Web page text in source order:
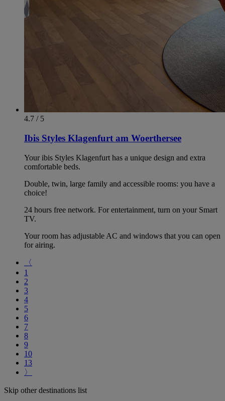
4.7 / 5
Ibis Styles Klagenfurt am Woerthersee
Your ibis Styles Klagenfurt has a unique design and extra
comfortable beds.
Double, twin, large family and accessible rooms: you have a
choice!
24 hours free network. For entertainment, turn on your Smart
TV.
Your room has adjustable AC and windows that you can open
for airing.
〈
1
2
3
4
5
6
7
8
9
10
13
〉
Skip other destinations list